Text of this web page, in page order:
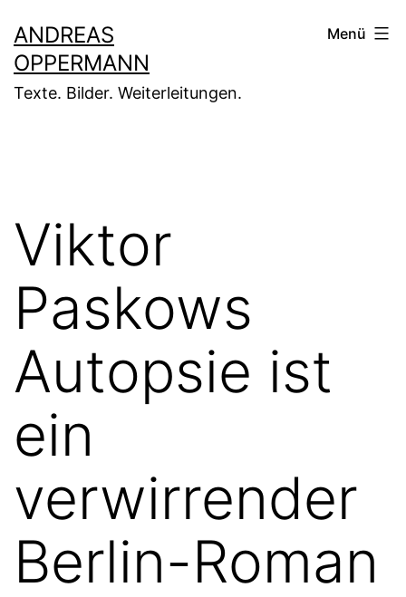
Inhalt
springen
ANDREAS
OPPERMANN
Texte. Bilder. Weiterleitungen.
Menü
Viktor
Paskows
Autopsie ist
ein
verwirrender
Berlin-Roman